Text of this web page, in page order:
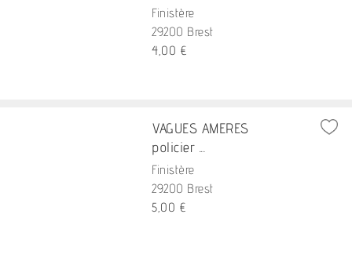
Finistère
29200 Brest
4,00 €
VAGUES AMERES
policier ...
Finistère
29200 Brest
5,00 €